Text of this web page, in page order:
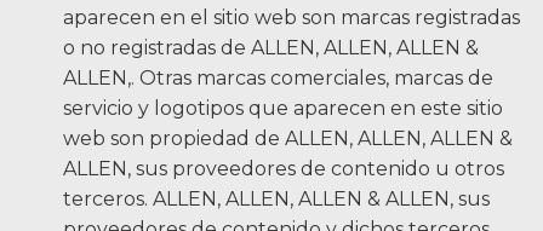
aparecen en el sitio web son marcas registradas
o no registradas de ALLEN, ALLEN, ALLEN &
ALLEN,. Otras marcas comerciales, marcas de
servicio y logotipos que aparecen en este sitio
web son propiedad de ALLEN, ALLEN, ALLEN &
ALLEN, sus proveedores de contenido u otros
terceros. ALLEN, ALLEN, ALLEN & ALLEN, sus